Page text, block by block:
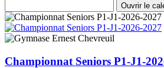
Ouvrir le
Championnat Seniors P1-J1-